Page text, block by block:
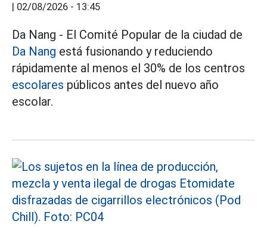
| 02/08/2026 - 13:45
Da Nang - El Comité Popular de la ciudad de
Da Nang está fusionando y reduciendo
rápidamente al menos el 30% de los centros
escolares públicos antes del nuevo año
escolar.